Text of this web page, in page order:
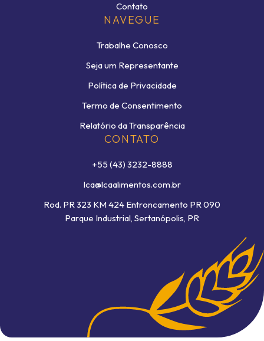
Contato
NAVEGUE
Trabalhe Conosco
Seja um Representante
Política de Privacidade
Termo de Consentimento
Relatório da Transparência
CONTATO
+55 (43) 3232-8888
lca@lcaalimentos.com.br
Rod. PR 323 KM 424 Entroncamento PR 090
Parque Industrial, Sertanópolis, PR